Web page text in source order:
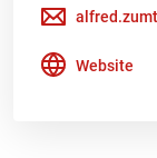
Website